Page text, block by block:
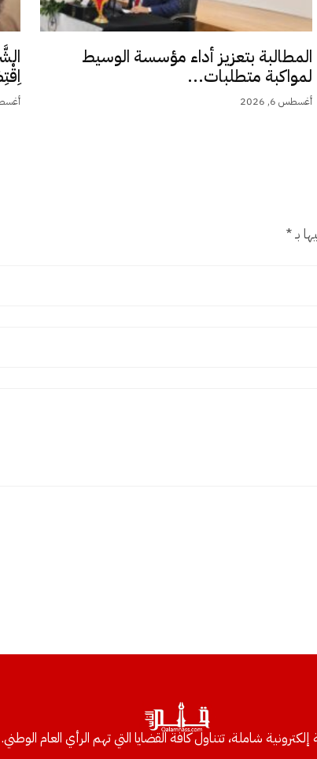
المطالبة بتعزيز أداء مؤسسة الوسيط
لمواكبة متطلبات...
أغسطس 6, 2026 أغسطس
بـ*
شاملة، تتناول كافة القضايا التي تهم الرأي العام الوطني.